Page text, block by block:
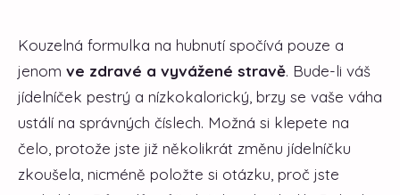
Kouzelná formulka na hubnutí spočívá pouze a
jenom ve zdravé a vyvážené stravě. Bude-li váš
jídelníček pestrý a nízkokalorický, brzy se vaše váha
ustálí na správných číslech. Možná si klepete na
čelo, protože jste již několikrát změnu jídelníčku
zkoušela, nicméně položte si otázku, proč jste